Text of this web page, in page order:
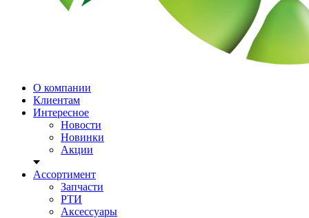
О компании
Клиентам
Интересное
Новости
Новинки
Акции
Ассортимент
Запчасти
РТИ
Аксессуары